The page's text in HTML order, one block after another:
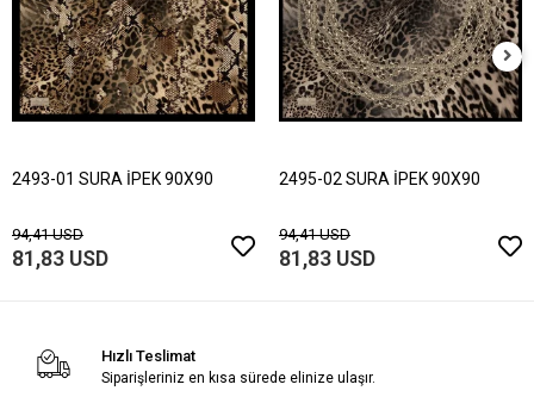
2493-01 SURA İPEK 90X90
94,41 USD
81,83 USD
2495-02 SURA İPEK 90X90
94,41 USD
81,83 USD
Hızlı Teslimat
Siparişleriniz en kısa sürede elinize ulaşır.